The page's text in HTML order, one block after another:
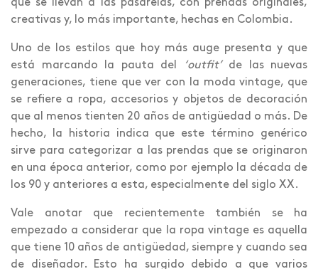
que se llevan a las pasarelas, con prendas originales,
creativas y, lo más importante, hechas en Colombia.
Uno de los estilos que hoy más auge presenta y que
está marcando la pauta del
‘outfit’de las nuevas
generaciones, tiene que ver con la moda vintage, que
se refiere a ropa, accesorios y objetos de decoración
que al menos tienten 20 años de antigüedad o más. De
hecho, la historia indica que este término genérico
sirve para categorizar a las prendas que se originaron
en una época anterior, como por ejemplo la década de
los 90 y anteriores a esta, especialmente del siglo XX.
Vale anotar que recientemente también se ha
empezado a considerar que la ropa vintage es aquella
que tiene 10 años de antigüedad, siempre y cuando sea
de diseñador. Esto ha surgido debido a que varios